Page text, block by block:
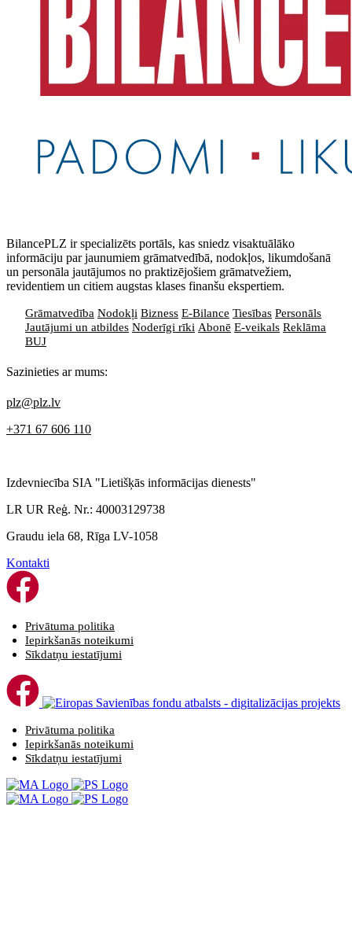
BilancePLZ ir specializēts portāls, kas sniedz visaktuālāko
informāciju par jaunumiem grāmatvedībā, nodokļos, likumdošanā
un personāla jautājumos no praktizējošiem grāmatvežiem,
revidentiem un citiem augstas klases finanšu ekspertiem.
Grāmatvedība Nodokļi Bizness E-Bilance Tiesības Personāls
Jautājumi un atbildes Noderīgi rīki Abonē E-veikals Reklāma
BUJ
Sazinieties ar mums:
plz@plz.lv
+371 67 606 110
Izdevniecība SIA "Lietišķās informācijas dienests"
LR UR Reģ. Nr.: 40003129738
Graudu iela 68, Rīga LV-1058
Kontakti
Privātuma politika
Iepirkšanās noteikumi
Sīkdatņu iestatījumi
Privātuma politika
Iepirkšanās noteikumi
Sīkdatņu iestatījumi